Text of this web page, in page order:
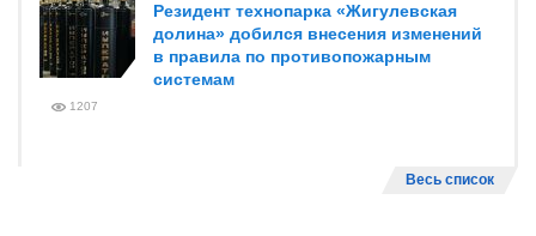
Резидент технопарка «Жигулевская
долина» добился внесения изменений
в правила по противопожарным
системам
1207
Весь список